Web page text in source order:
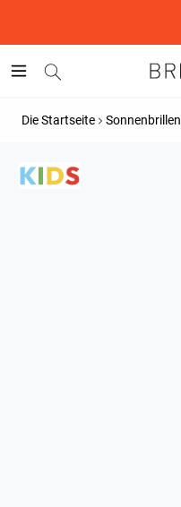
Die Startseite Sonnenbrillen